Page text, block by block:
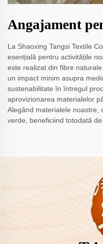
Angajament
La Shaoxing Tangsi Textile
esențială pentru activitățile
este realizat din fibre
un impact minim asupra
sustenabilitate în întregul
aprovizionarea materialelor
Alegând materialele noastre,
verde, beneficiind totodată